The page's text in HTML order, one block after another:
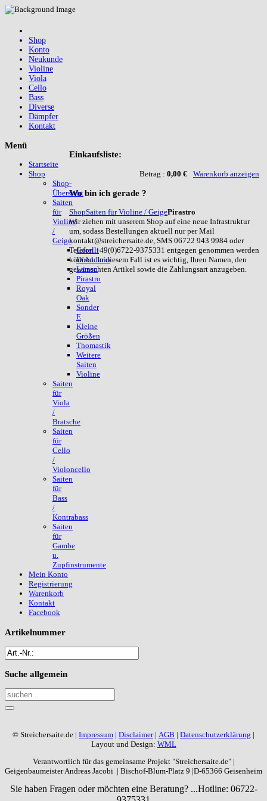
Shop
Konto
Neukunde
Violine
Viola
Cello
Bass
Diverse
Dämpfer
Kontakt
Einkaufsliste:
Betrag : 0,00 € Warenkorb anzeigen
Wobin ich gerade ?
ShopSaiten für Violine / GeigePirastro
Wir ziehen mit unserem Shop auf eine neue Infrastruktur
um, sodass Bestellungen aktuell nur per Mail
kontakt@streichersaite.de, SMS 06722 943 9984 oder
Telefon +49(0)6722-9375331 entgegen genommen werden
können. In diesem Fall ist es wichtig, Ihren Namen, den
gewünschten Artikel sowie die Zahlungsart anzugeben.
Menü
Startseite
Shop
Shop-
Übersicht
Saiten
für
Violine
/
Geige
Corelli
D`Addario
Larsen
Pirastro
Royal
Oak
Sonder
E
Kleine
Größen
Thomastik
Weitere
Saiten
Violine
Saiten
für
Viola
/
Bratsche
Saiten
für
Cello
/
Violoncello
Saiten
für
Bass
/
Kontrabass
Saiten
für
Gambe
u.
Zupfinstrumente
Mein Konto
Registrierung
Warenkorb
Kontakt
Facebook
Artikelnummer
Suche allgemein
© Streichersaite.de | Impressum | Disclaimer| AGB | Datenschutzerklärung |
Layout und Design: WML
Verantwortlich für das gemeinsame Projekt "Streichersaite.de" |
Geigenbaumeister Andreas Jacobi | Bischof-Blum-Platz 9 |D-65366 Geisenheim
Sie haben Fragen oder möchten eine Beratung? ...Hotline: 06722-